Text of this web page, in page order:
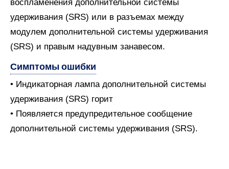
воспламенения дополнительной системы
удерживания (SRS) или в разъемах между
модулем дополнительной системы удерживания
(SRS) и правым надувным занавесом.
Симптомы ошибки
• Индикаторная лампа дополнительной системы
удерживания (SRS) горит
• Появляется предупредительное сообщение
дополнительной системы удерживания (SRS).